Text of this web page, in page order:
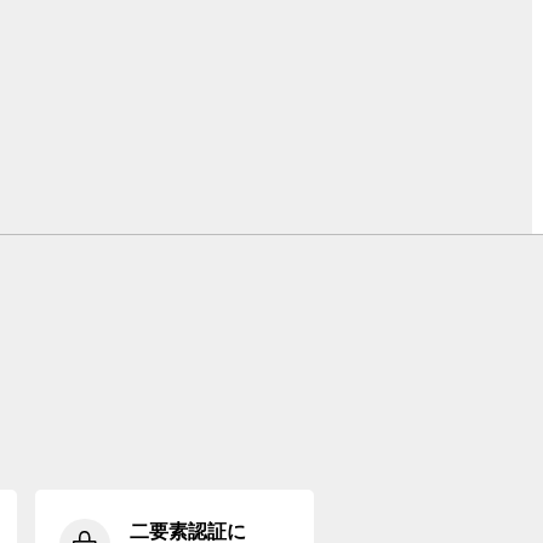
二要素認証に